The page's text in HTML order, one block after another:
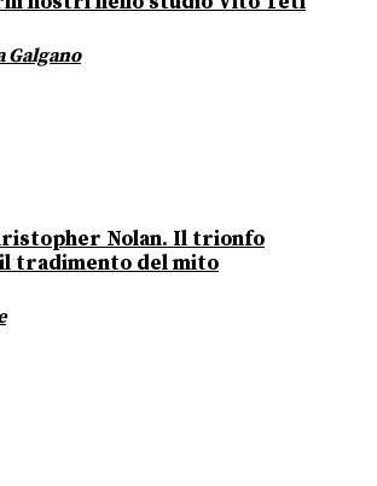
Galgano
Nolan. Il trionfo
tradimento del mito